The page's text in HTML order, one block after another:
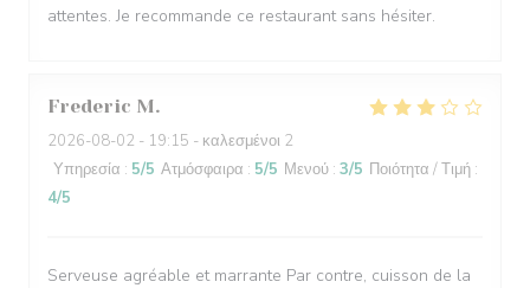
attentes. Je recommande ce restaurant sans hésiter.
Frederic M
2026-08-02 - 19:15 - καλεσμένοι 2
Υπηρεσία : 5/5 Ατμόσφαιρα : 5/5 Μενού : 3/5 Ποιότητα / Τιμή :
4/5
Serveuse agréable et marrante Par contre, cuisson de la